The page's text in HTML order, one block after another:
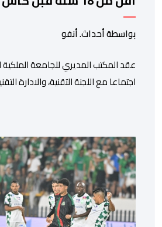
بواسطة أحداث. أنفو
عقد المكتب المديري للجامعة الملكية
اجتماعا مع اللجنة التقنية، والادارة
الفترة الأخيرة. وشهد الاجتماع
من طرف اللجنة التقنية التي واكبت